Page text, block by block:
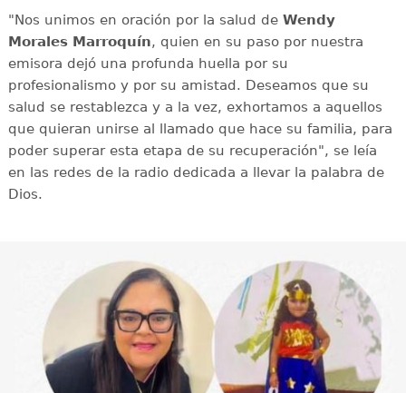
"Nos unimos en oración por la salud de Wendy
Morales Marroquín, quien en su paso por nuestra
emisora dejó una profunda huella por su
profesionalismo y por su amistad. Deseamos que su
salud se restablezca y a la vez, exhortamos a aquellos
que quieran unirse al llamado que hace su familia, para
poder superar esta etapa de su recuperación", se leía
en las redes de la radio dedicada a llevar la palabra de
Dios.